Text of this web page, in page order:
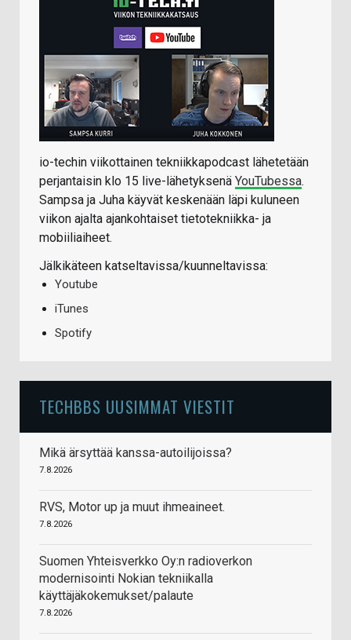
io-techin viikottainen tekniikkapodcast lähetetään
perjantaisin klo 15 live-lähetyksenä YouTubessa.
Sampsa ja Juha käyvät keskenään läpi kuluneen
viikon ajalta ajankohtaiset tietotekniikka- ja
mobiiliaiheet.
Jälkikäteen katseltavissa/kuunneltavissa:
Youtube
iTunes
Spotify
TECHBBS UUSIMMAT VIESTIT
Mikä ärsyttää kanssa-autoilijoissa?
7.8.2026
RVS, Motor up ja muut ihmeaineet.
7.8.2026
Suomen Yhteisverkko Oy:n radioverkon
modernisointi Nokian tekniikalla
käyttäjäkokemukset/palaute
7.8.2026